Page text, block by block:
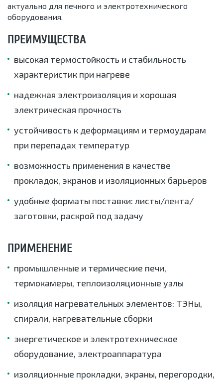
актуально для печного и электротехнического
оборудования.
ПРЕИМУЩЕСТВА
высокая термостойкость и стабильность
характеристик при нагреве
надежная электроизоляция и хорошая
электрическая прочность
устойчивость к деформациям и термоударам
при перепадах температур
возможность применения в качестве
прокладок, экранов и изоляционных барьеров
удобные форматы поставки: листы/лента/
заготовки, раскрой под задачу
ПРИМЕНЕНИЕ
промышленные и термические печи,
термокамеры, теплоизоляционные узлы
изоляция нагревательных элементов: ТЭНы,
спирали, нагревательные сборки
энергетическое и электротехническое
оборудование, электроаппаратура
изоляционные прокладки, экраны, перегородки,